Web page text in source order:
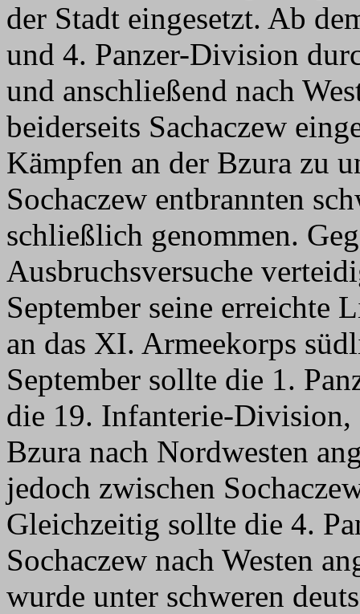
der Stadt eingesetzt. Ab
und 4. Panzer-Division
und anschließend nach
beiderseits Sachaczew
Kämpfen an der Bzura zu
Sochaczew entbrannten
schließlich genommen.
Ausbruchsversuche
September seine erreichte
an das XI. Armeekorps
September sollte die 1.
die 19. Infanterie-Division,
Bzura nach Nordwesten
jedoch zwischen
Gleichzeitig sollte die 4.
Sochaczew nach Westen
wurde unter schweren